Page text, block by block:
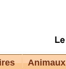
Animaux